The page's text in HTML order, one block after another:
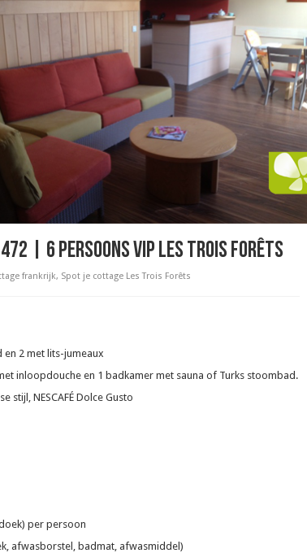
| 6 Persoons vip Les Trois Forêts
frankrijk, Spot je cottage Les Trois Forêts
en 2 met lits-jumeaux
inloopdouche en 1 badkamer met sauna of Turks stoombad.
stijl, NESCAFÉ Dolce Gusto
per persoon
afwasborstel, badmat, afwasmiddel)